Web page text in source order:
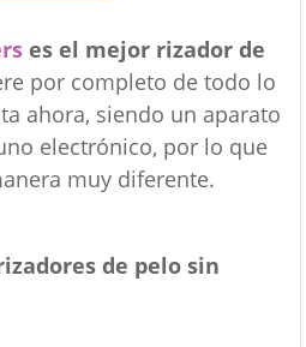
es el mejor rizador de
por completo de todo lo
ahora, siendo un aparato
electrónico, por lo que
muy diferente.
de pelo sin